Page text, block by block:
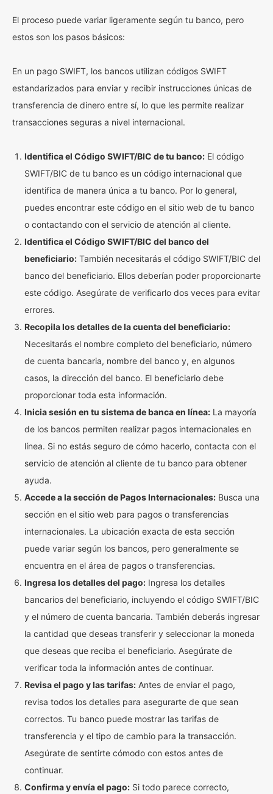
El proceso puede variar ligeramente según tu banco, pero
estos son los pasos básicos:
En un pago SWIFT, los bancos utilizan códigos SWIFT
estandarizados para enviar y recibir instrucciones únicas de
transferencia de dinero entre sí, lo que les permite realizar
transacciones seguras a nivel internacional.
Identifica el Código SWIFT/BIC de tu banco: El código
SWIFT/BIC de tu banco es un código internacional que
identifica de manera única a tu banco. Por lo general,
puedes encontrar este código en el sitio web de tu banco
o contactando con el servicio de atención al cliente.
Identifica el Código SWIFT/BIC del banco del
beneficiario: También necesitarás el código SWIFT/BIC del
banco del beneficiario. Ellos deberían poder proporcionarte
este código. Asegúrate de verificarlo dos veces para evitar
errores.
Recopila los detalles de la cuenta del beneficiario:
Necesitarás el nombre completo del beneficiario, número
de cuenta bancaria, nombre del banco y, en algunos
casos, la dirección del banco. El beneficiario debe
proporcionar toda esta información.
Inicia sesión en tu sistema de banca en línea: La mayoría
de los bancos permiten realizar pagos internacionales en
línea. Si no estás seguro de cómo hacerlo, contacta con el
servicio de atención al cliente de tu banco para obtener
ayuda.
Accede a la sección de Pagos Internacionales: Busca una
sección en el sitio web para pagos o transferencias
internacionales. La ubicación exacta de esta sección
puede variar según los bancos, pero generalmente se
encuentra en el área de pagos o transferencias.
Ingresa los detalles del pago: Ingresa los detalles
bancarios del beneficiario, incluyendo el código SWIFT/BIC
y el número de cuenta bancaria. También deberás ingresar
la cantidad que deseas transferir y seleccionar la moneda
que deseas que reciba el beneficiario. Asegúrate de
verificar toda la información antes de continuar.
Revisa el pago y las tarifas: Antes de enviar el pago,
revisa todos los detalles para asegurarte de que sean
correctos. Tu banco puede mostrar las tarifas de
transferencia y el tipo de cambio para la transacción.
Asegúrate de sentirte cómodo con estos antes de
continuar.
Confirma y envía el pago: Si todo parece correcto,